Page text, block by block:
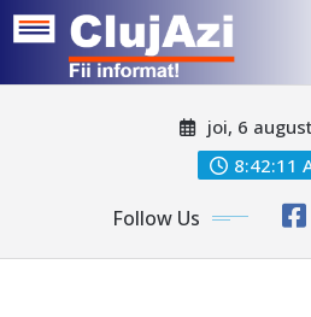
joi, 6
8:42:13
Follow Us